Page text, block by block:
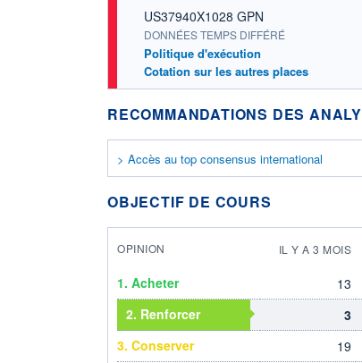
US37940X1028 GPN
DONNÉES TEMPS DIFFÉRÉ
Politique d'exécution
Cotation sur les autres places
RECOMMANDATIONS DES
> Accès au top consensus international
OBJECTIF DE COURS
OPINION IL Y A 3 MOIS
1. Acheter 13
2. Renforcer
3
3. Conserver
19